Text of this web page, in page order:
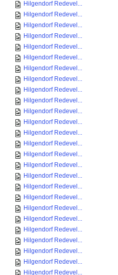
Hilgendorf Redevel...
Hilgendorf Redevel...
Hilgendorf Redevel...
Hilgendorf Redevel...
Hilgendorf Redevel...
Hilgendorf Redevel...
Hilgendorf Redevel...
Hilgendorf Redevel...
Hilgendorf Redevel...
Hilgendorf Redevel...
Hilgendorf Redevel...
Hilgendorf Redevel...
Hilgendorf Redevel...
Hilgendorf Redevel...
Hilgendorf Redevel...
Hilgendorf Redevel...
Hilgendorf Redevel...
Hilgendorf Redevel...
Hilgendorf Redevel...
Hilgendorf Redevel...
Hilgendorf Redevel...
Hilgendorf Redevel...
Hilgendorf Redevel...
Hilgendorf Redevel...
Hilgendorf Redevel...
Hilgendorf Redevel...